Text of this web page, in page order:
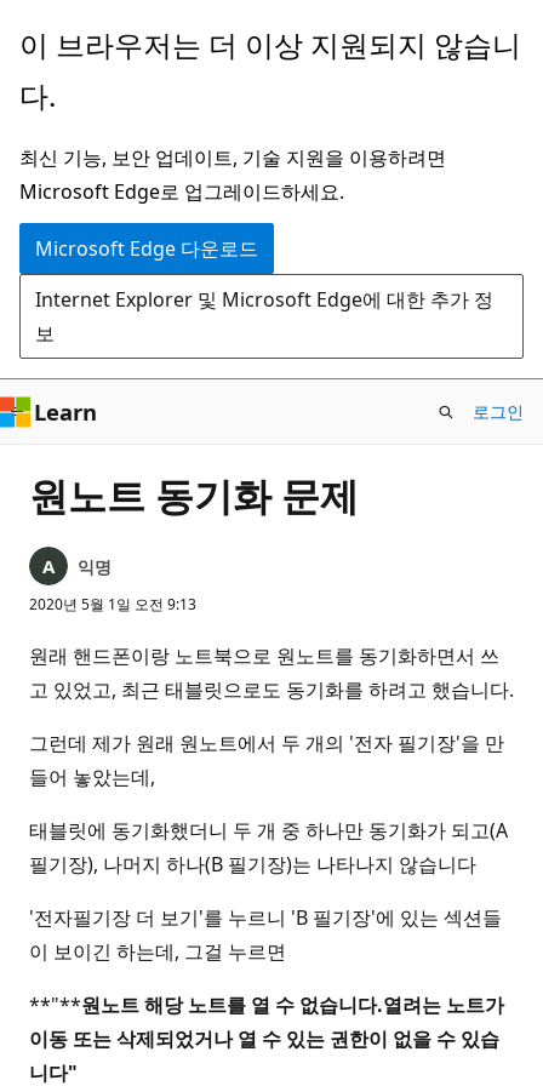
주
콘
츠
로
건
너
뛰
기
이 브라우저는 더 이상 지원되지 않습니
다.
최신 기능, 보안 업데이트, 기술 지원을 이용하려면
Microsoft Edge로 업그레이드하세요.
Microsoft Edge 다운로드
Internet Explorer 및 Microsoft Edge에 대한 추가 정
보
Learn 로그인
원노트 동기화 문제
익명
2020년 5월 1일 오전 9:13
원래 핸드폰이랑 노트북으로 원노트를 동기화하면서 쓰
고 있었고, 최근 태블릿으로도 동기화를 하려고 했습니다.
그런데 제가 원래 원노트에서 두 개의 '전자 필기장'을 만
들어 놓았는데,
태블릿에 동기화했더니 두 개 중 하나만 동기화가 되고(A
필기장), 나머지 하나(B 필기장)는 나타나지 않습니다
'전자필기장 더 보기'를 누르니 'B 필기장'에 있는 섹션들
이 보이긴 하는데, 그걸 누르면
**"**원노트 해당 노트를 열 수 없습니다.열려는 노트가
이동 또는 삭제되었거나 열 수 있는 권한이 없을 수 있습
니다"